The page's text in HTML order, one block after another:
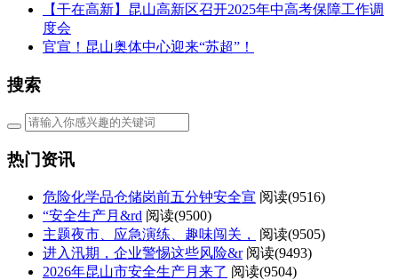
【干在高新】昆山高新区召开2025年中高考保障工作调
度会
官宣！昆山奥体中心迎来“苏超”！
搜索
热门资讯
危险化学品仓储岗前五分钟安全宣 阅读(9516)
“安全生产月&rd 阅读(9500)
主题夜市、应急演练、趣味闯关，
阅读(9505)
进入汛期，企业警惕这些风险&r 阅读(9493)
2026年昆山市安全生产月来了 阅读(9504)